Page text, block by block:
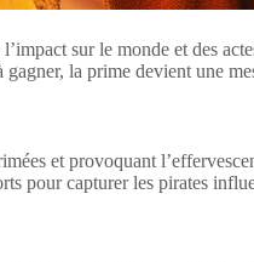
sur le monde et des
la prime devient une
et provoquant
pour capturer les pirates